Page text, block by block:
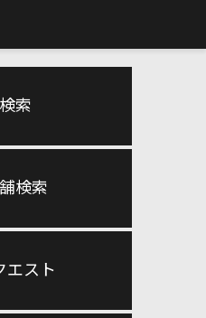
索
検索
エスト